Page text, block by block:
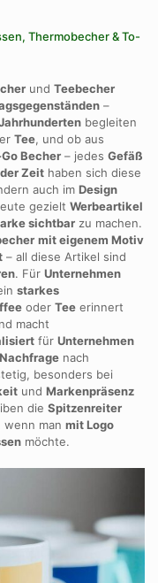
Thermobecher & To-
und Teebecher
–
begleiten
Tee, und ob aus
Becher – jedes Gefäß
Zeit haben sich diese
auch im Design
gezielt Werbeartikel
sichtbar zu machen.
mit eigenem Motiv
– all diese Artikel sind
. Für Unternehmen
starkes
oder Tee erinnert
macht
für Unternehmen
Nachfrage nach
besonders bei
und Markenpräsenz
die Spitzenreiter
wenn man mit Logo
möchte.